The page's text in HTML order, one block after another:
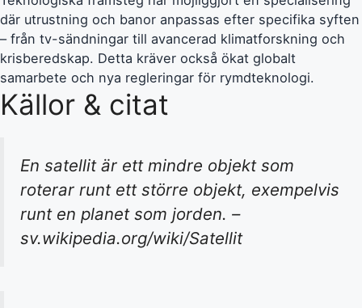
där utrustning och banor anpassas efter specifika syften
– från tv-sändningar till avancerad klimatforskning och
krisberedskap. Detta kräver också ökat globalt
samarbete och nya regleringar för rymdteknologi.
Källor & citat
En satellit är ett mindre objekt som
roterar runt ett större objekt, exempelvis
runt en planet som jorden. –
sv.wikipedia.org/wiki/Satellit